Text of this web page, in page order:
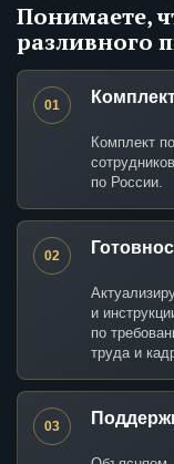
Понимаете,
разливного
01
Комплект
по России.
02
и
по
труда и
03